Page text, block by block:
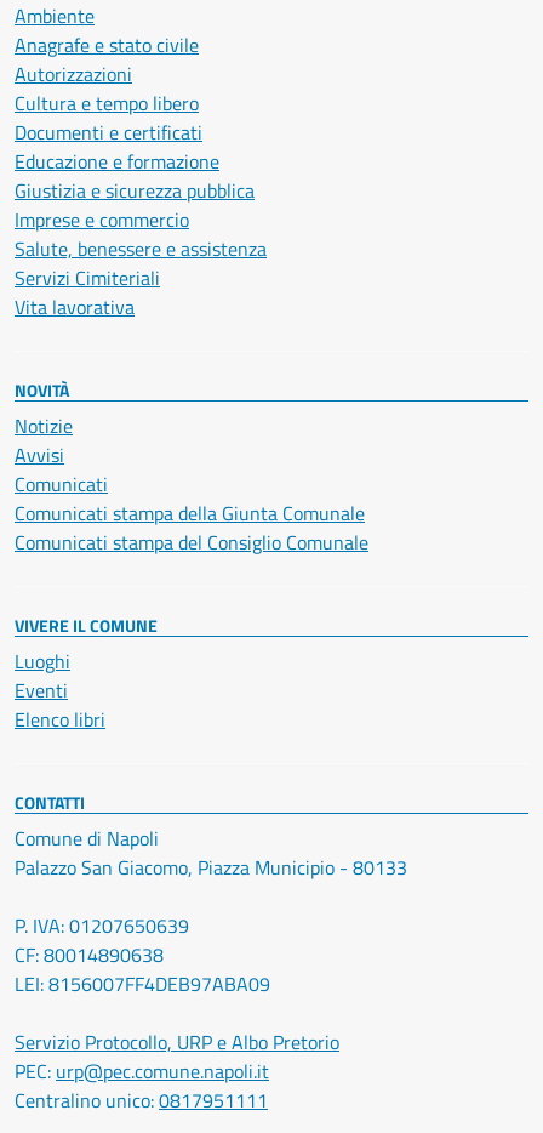
Ambiente
Anagrafe e stato civile
Autorizzazioni
Cultura e tempo libero
Documenti e certificati
Educazione e formazione
Giustizia e sicurezza pubblica
Imprese e commercio
Salute, benessere e assistenza
Servizi Cimiteriali
Vita lavorativa
NOVITÀ
Notizie
Avvisi
Comunicati
Comunicati stampa della Giunta Comunale
Comunicati stampa del Consiglio Comunale
VIVERE IL COMUNE
Luoghi
Eventi
Elenco libri
CONTATTI
Comune di Napoli
Palazzo San Giacomo, Piazza Municipio - 80133
P. IVA: 01207650639
CF: 80014890638
LEI: 8156007FF4DEB97ABA09
Servizio Protocollo, URP e Albo Pretorio
PEC: urp@pec.comune.napoli.it
Centralino unico:0817951111